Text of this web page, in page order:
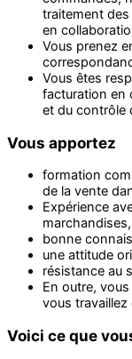
traitement
en
Vous prenez
Vous êtes
facturation en
et du contrôle
Vous apportez
formation
de la vente
Expérience
bonne
une attitude
résistance au
En outre,
vous travaillez
Voici ce que